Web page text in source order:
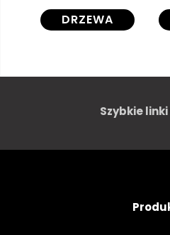
DRZEWA
ZIMNY
SEZON
Szybkie linki